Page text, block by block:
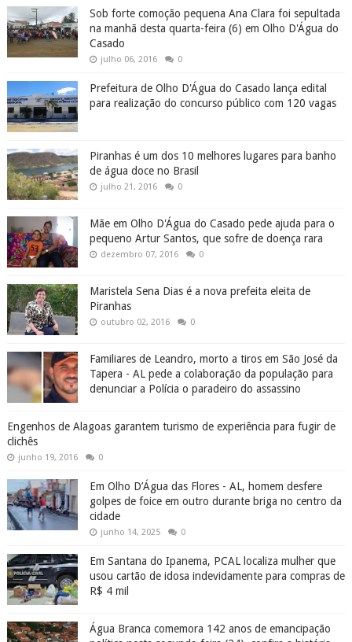
Sob forte comoção pequena Ana Clara foi sepultada
na manhã desta quarta-feira (6) em Olho D'Água do
Casado
julho 06, 2016 0
Prefeitura de Olho D'Água do Casado lança edital
para realização do concurso público com 120 vagas
Piranhas é um dos 10 melhores lugares para banho
de água doce no Brasil
julho 21, 2016 0
Mãe em Olho D'Água do Casado pede ajuda para o
pequeno Artur Santos, que sofre de doença rara
dezembro 07, 2016 0
Maristela Sena Dias é a nova prefeita eleita de
Piranhas
outubro 02, 2016 0
Familiares de Leandro, morto a tiros em São José da
Tapera - AL pede a colaboração da população para
denunciar a Polícia o paradeiro do assassino
Engenhos de Alagoas garantem turismo de experiência para fugir de
clichês
junho 19, 2016 0
Em Olho D’Água das Flores - AL, homem desfere
golpes de foice em outro durante briga no centro da
cidade
junho 14, 2025 0
Em Santana do Ipanema, PCAL localiza mulher que
usou cartão de idosa indevidamente para compras de
R$ 4 mil
Água Branca comemora 142 anos de emancipação